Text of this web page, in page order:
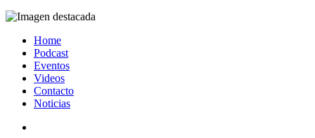
Home
Podcast
Eventos
Videos
Contacto
Noticias